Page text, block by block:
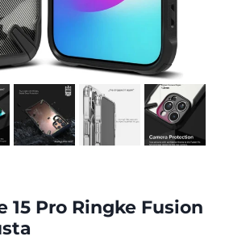
15 Pro Ringke Fusion